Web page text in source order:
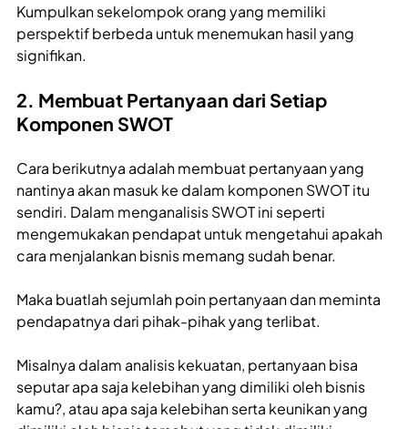
Kumpulkan sekelompok orang yang memiliki
perspektif berbeda untuk menemukan hasil yang
signifikan.
2. Membuat Pertanyaan dari Setiap
Komponen SWOT
Cara berikutnya adalah membuat pertanyaan yang
nantinya akan masuk ke dalam komponen SWOT itu
sendiri. Dalam menganalisis SWOT ini seperti
mengemukakan pendapat untuk mengetahui apakah
cara menjalankan bisnis memang sudah benar.
Maka buatlah sejumlah poin pertanyaan dan meminta
pendapatnya dari pihak-pihak yang terlibat.
Misalnya dalam analisis kekuatan, pertanyaan bisa
seputar apa saja kelebihan yang dimiliki oleh bisnis
kamu?, atau apa saja kelebihan serta keunikan yang